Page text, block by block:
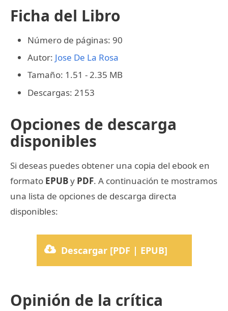
Ficha del Libro
Número de páginas: 90
Autor: Jose De La Rosa
Tamaño: 1.51 - 2.35 MB
Descargas: 2153
Opciones de descarga
disponibles
Si deseas puedes obtener una copia del ebook en
formato EPUBy PDF. A continuación te mostramos
una lista de opciones de descarga directa
disponibles:
Descargar [PDF | EPUB]
Opinión de la crítica